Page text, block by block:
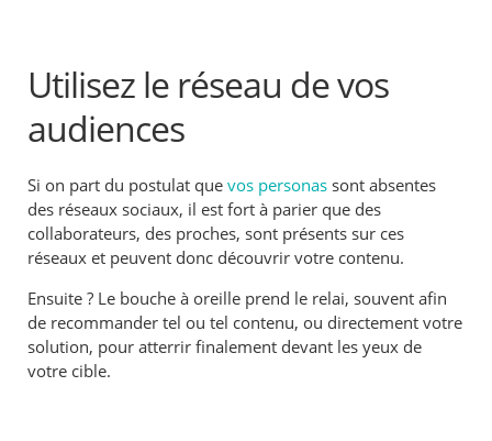
Utilisez le réseau de vos
audiences
Si on part du postulat quevos personas sont absentes
des réseaux sociaux, il est fort à parier que des
collaborateurs, des proches, sont présents sur ces
réseaux et peuvent donc découvrir votre contenu.
Ensuite ? Le bouche à oreille prend le relai, souvent afin
de recommander tel ou tel contenu, ou directement votre
solution, pour atterrir finalement devant les yeux de
votre cible.